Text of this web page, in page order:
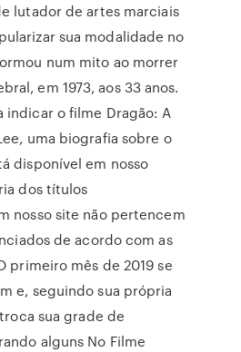
lutador de artes marciais
sua modalidade no
num mito ao morrer
em 1973, aos 33 anos.
indicar o filme Dragão: A
uma biografia sobre o
disponível em nosso
dos títulos
nosso site não pertencem
de acordo com as
primeiro mês de 2019 se
e, seguindo sua própria
sua grade de
alguns No Filme